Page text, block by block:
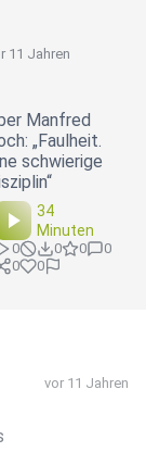
11 Jahren
Manfred
„Faulheit.
schwierige
34
Minuten
0 0 0
0
0
0
vor 11 Jahren